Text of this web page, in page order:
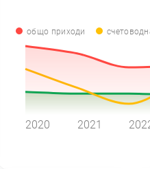
общо приходи
2020 2021